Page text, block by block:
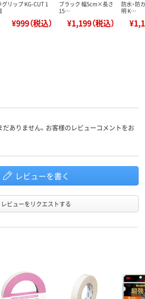
グリップ KG-CUT 1
¥999（税込）
ブラック 幅5cm×長さ
15…
¥1,199（税込）
防水・防
明 K…
ありません。お客様のレビューコメントをお
レビューを書く
レビューをリクエストする